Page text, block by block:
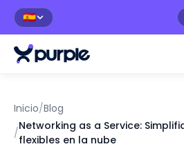
🇪🇸
Inicio/Blog
/
Networking as a Service:
flexibles en la nube